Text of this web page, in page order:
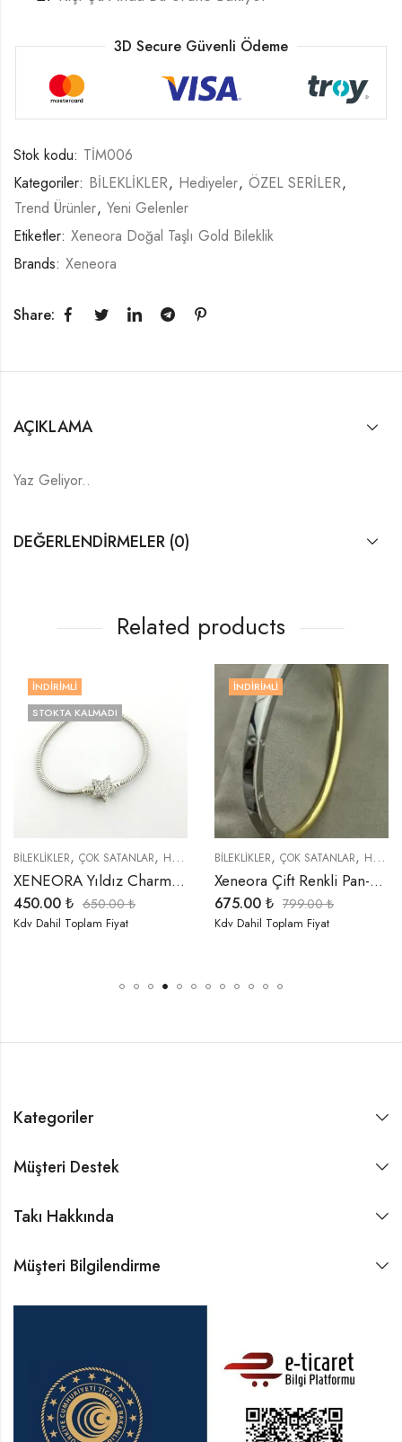
3D Secure Güvenli Ödeme
Stok kodu: TİM006
Kategoriler: BİLEKLİKLER, Hediyeler, ÖZEL SERİLER,
Trend Ürünler, Yeni Gelenler
Etiketler: Xeneora Doğal Taşlı Gold Bileklik
Brands: Xeneora
Share:
AÇIKLAMA
Yaz Geliyor..
DEĞERLENDIRMELER (0)
Related products
,İNDIRIMLI ÜRÜNLER,ÖZEL SERİLER TREND ÜRÜNLER
İNDIRIMLI
STOKTA KALMADI
BİLEKLİKLER, ÇOK SATANLAR, HEDIYELER ,İNDIRIMLI ÜRÜNLER,TREND
XENEORA Yıldız Charm Bileklik
450.00 ₺ 650.00₺
Kdv Dahil Toplam Fiyat
İNDIRIMLI
BİLEKLİKLER, ÇOK SATANLAR, HEDIYELER
Xeneora Çift Renkli Pan-Dora Çelik Bileklik
675.00 ₺ 799.00₺
Kdv Dahil Toplam Fiyat
Kategoriler
Müşteri Destek
Takı Hakkında
Müşteri Bilgilendirme